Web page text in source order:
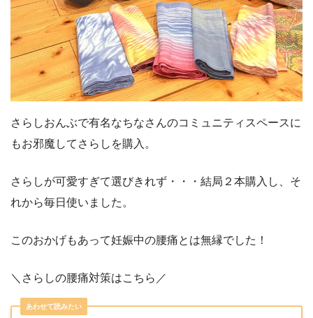
さらしおんぶで有名なちなさんのコミュニティスペースに
もお邪魔してさらしを購入。
さらしが可愛すぎて選びきれず・・・結局２本購入し、そ
れから毎日使いました。
このおかげもあって妊娠中の腰痛とは無縁でした！
＼さらしの腰痛対策はこちら／